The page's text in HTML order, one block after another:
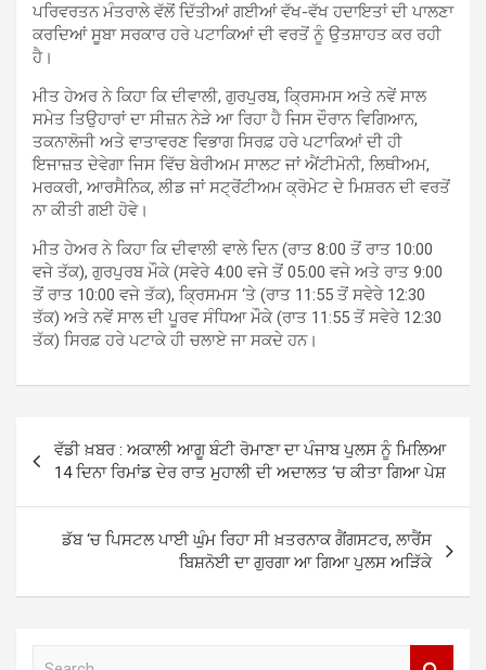
ਪਰਿਵਰਤਨ ਮੰਤਰਾਲੇ ਵੱਲੋਂ ਦਿੱਤੀਆਂ ਗਈਆਂ ਵੱਖ-ਵੱਖ ਹਦਾਇਤਾਂ ਦੀ ਪਾਲਣਾ
ਕਰਦਿਆਂ ਸੂਬਾ ਸਰਕਾਰ ਹਰੇ ਪਟਾਕਿਆਂ ਦੀ ਵਰਤੋਂ ਨੂੰ ਉਤਸ਼ਾਹਤ ਕਰ ਰਹੀ
ਹੈ।
ਮੀਤ ਹੇਅਰ ਨੇ ਕਿਹਾ ਕਿ ਦੀਵਾਲੀ, ਗੁਰਪੁਰਬ, ਕ੍ਰਿਸਮਸ ਅਤੇ ਨਵੇਂ ਸਾਲ
ਸਮੇਤ ਤਿਉਹਾਰਾਂ ਦਾ ਸੀਜ਼ਨ ਨੇੜੇ ਆ ਰਿਹਾ ਹੈ ਜਿਸ ਦੌਰਾਨ ਵਿਗਿਆਨ,
ਤਕਨਾਲੋਜੀ ਅਤੇ ਵਾਤਾਵਰਣ ਵਿਭਾਗ ਸਿਰਫ਼ ਹਰੇ ਪਟਾਕਿਆਂ ਦੀ ਹੀ
ਇਜਾਜ਼ਤ ਦੇਵੇਗਾ ਜਿਸ ਵਿੱਚ ਬੇਰੀਅਮ ਸਾਲਟ ਜਾਂ ਐਂਟੀਮੋਨੀ, ਲਿਥੀਅਮ,
ਮਰਕਰੀ, ਆਰਸੈਨਿਕ, ਲੀਡ ਜਾਂ ਸਟ੍ਰੋਂਟੀਅਮ ਕ੍ਰੋਮੇਟ ਦੇ ਮਿਸ਼ਰਨ ਦੀ ਵਰਤੋਂ
ਨਾ ਕੀਤੀ ਗਈ ਹੋਵੇ।
ਮੀਤ ਹੇਅਰ ਨੇ ਕਿਹਾ ਕਿ ਦੀਵਾਲੀ ਵਾਲੇ ਦਿਨ (ਰਾਤ 8:00 ਤੋਂ ਰਾਤ 10:00
ਵਜੇ ਤੱਕ), ਗੁਰਪੁਰਬ ਮੌਕੇ (ਸਵੇਰੇ 4:00 ਵਜੇ ਤੋਂ 05:00 ਵਜੇ ਅਤੇ ਰਾਤ 9:00
ਤੋਂ ਰਾਤ 10:00 ਵਜੇ ਤੱਕ), ਕ੍ਰਿਸਮਸ ‘ਤੇ (ਰਾਤ 11:55 ਤੋਂ ਸਵੇਰੇ 12:30
ਤੱਕ) ਅਤੇ ਨਵੇਂ ਸਾਲ ਦੀ ਪੂਰਵ ਸੰਧਿਆ ਮੌਕੇ (ਰਾਤ 11:55 ਤੋਂ ਸਵੇਰੇ 12:30
ਤੱਕ) ਸਿਰਫ਼ ਹਰੇ ਪਟਾਕੇ ਹੀ ਚਲਾਏ ਜਾ ਸਕਦੇ ਹਨ।
Post
navigation
ਵੱਡੀ ਖ਼ਬਰ : ਅਕਾਲੀ ਆਗੂ ਬੰਟੀ ਰੋਮਾਣਾ ਦਾ ਪੰਜਾਬ ਪੁਲਸ ਨੂੰ ਮਿਲਿਆ
14 ਦਿਨਾ ਰਿਮਾਂਡ ਦੇਰ ਰਾਤ ਮੁਹਾਲੀ ਦੀ ਅਦਾਲਤ ‘ਚ ਕੀਤਾ ਗਿਆ ਪੇਸ਼
ਡੱਬ ‘ਚ ਪਿਸਟਲ ਪਾਈ ਘੁੰਮ ਰਿਹਾ ਸੀ ਖ਼ਤਰਨਾਕ ਗੈਂਗਸਟਰ, ਲਾਰੈਂਸ
ਬਿਸ਼ਨੋਈ ਦਾ ਗੁਰਗਾ ਆ ਗਿਆ ਪੁਲਸ ਅੜਿੱਕੇ